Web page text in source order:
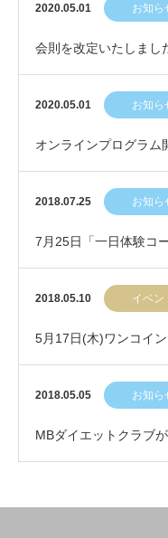
2020.05.01 お知ら
会則を改定いたしまし
2020.05.01 お知ら
オンラインプログラム
2018.07.25 お知ら
7月25日「一日体験コ
2018.05.10 イベン
5月17日(木)ワンコイ
イプアップ＆キープす
2018.05.05 お知ら
MBダイエットクラブ